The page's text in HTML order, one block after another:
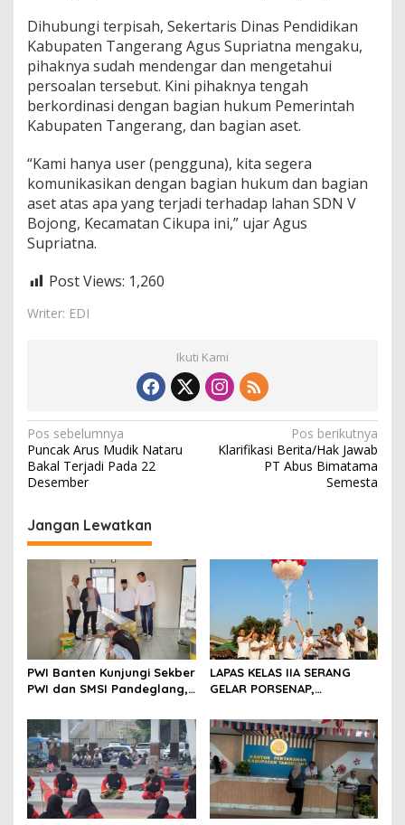
Dihubungi terpisah, Sekertaris Dinas Pendidikan
Kabupaten Tangerang Agus Supriatna mengaku,
pihaknya sudah mendengar dan mengetahui
persoalan tersebut. Kini pihaknya tengah
berkordinasi dengan bagian hukum Pemerintah
Kabupaten Tangerang, dan bagian aset.
“Kami hanya user (pengguna), kita segera
komunikasikan dengan bagian hukum dan bagian
aset atas apa yang terjadi terhadap lahan SDN V
Bojong, Kecamatan Cikupa ini,” ujar Agus
Supriatna.
Post Views: 1,260
Writer: EDI
Ikuti Kami
N
a
v
i
g
a
o
s
Pos sebelumnya
Puncak Arus Mudik Nataru
Bakal Terjadi Pada 22
Desember
Pos berikutnya
Klarifikasi Berita/Hak Jawab
PT Abus Bimatama
Semesta
Jangan Lewatkan
PWI Banten Kunjungi Sekber
PWI dan SMSI Pandeglang,
Konferensi Organisasi
LAPAS KELAS IIA SERANG
GELAR PORSENAP,
DAN KEBERSAMAAN